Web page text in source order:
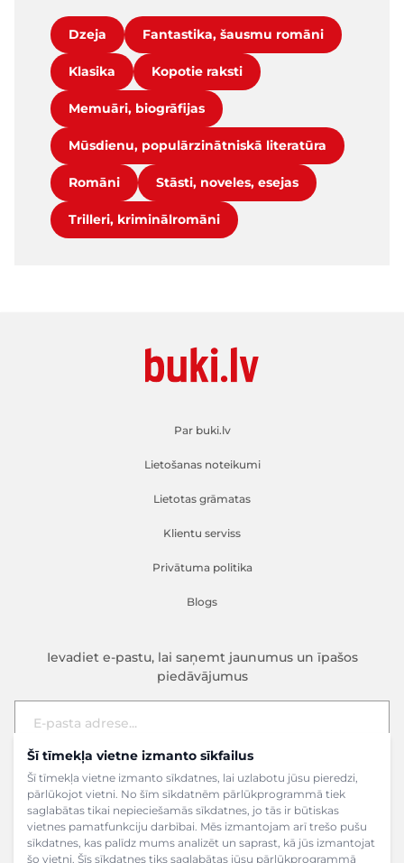
Šī tīmekļa vietne izmanto sīkfailus
Šī tīmekļa vietne izmanto sīkdatnes, lai uzlabotu jūsu pieredzi,
pārlūkojot vietni. No šīm sīkdatnēm pārlūkprogrammā tiek
saglabātas tikai nepieciešamās sīkdatnes, jo tās ir būtiskas
vietnes pamatfunkciju darbībai. Mēs izmantojam arī trešo pušu
sīkdatnes, kas palīdz mums analizēt un saprast, kā jūs izmantojat
šo vietni. Šīs sīkdatnes tiks saglabātas jūsu pārlūkprogrammā
Dzeja Fantastika, šausmu romāni
Klasika Kopotie raksti
Memuāri, biogrāfijas
Mūsdienu, populārzinātniskā literatūra
Romāni Stāsti, noveles, esejas
Trilleri, kriminālromāni
Par buki.lv
Lietošanas noteikumi
Lietotas grāmatas
Klientu serviss
Privātuma politika
Blogs
Ievadiet e-pastu, lai saņemt jaunumus un īpašos
piedāvājumus
E-pasta adrese
Pieteikties